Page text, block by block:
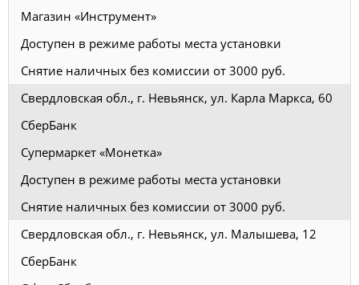
Магазин «Инструмент»
Доступен в режиме работы места установки
Снятие наличных без комиссии от 3000 руб.
Свердловская обл., г. Невьянск, ул. Карла Маркса, 60
СберБанк
Супермаркет «Монетка»
Доступен в режиме работы места установки
Снятие наличных без комиссии от 3000 руб.
Свердловская обл., г. Невьянск, ул. Малышева, 12
СберБанк